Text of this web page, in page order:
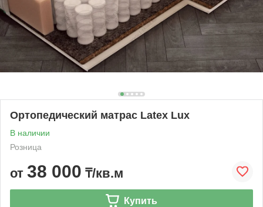
Ортопедический матрас Latex Lux
В наличии
Розница
от 38 000 ₸/кв.м
Купить